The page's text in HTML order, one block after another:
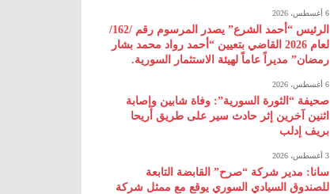
6 أغسطس، 2026
الرئيس “أحمد الشرع” يصدر المرسوم رقم /162/
لعام 2026 ‌القاضي بتعيين “أحمد رواد محمد بشار
رمضان” مديراً عاماً لهيئة ‌الاستثمار السورية.
6 أغسطس، 2026
صحيفة “الثورة السورية”: وفاة شابين وإصابة
اثنين آخرين إثر حادث سير على طريق أريحا
بريف إدلب
3 أغسطس، 2026
سانا: مدير شركة “صرح” القابضة التابعة
للصندوق السيادي السوري يوقع مع ممثل شركة